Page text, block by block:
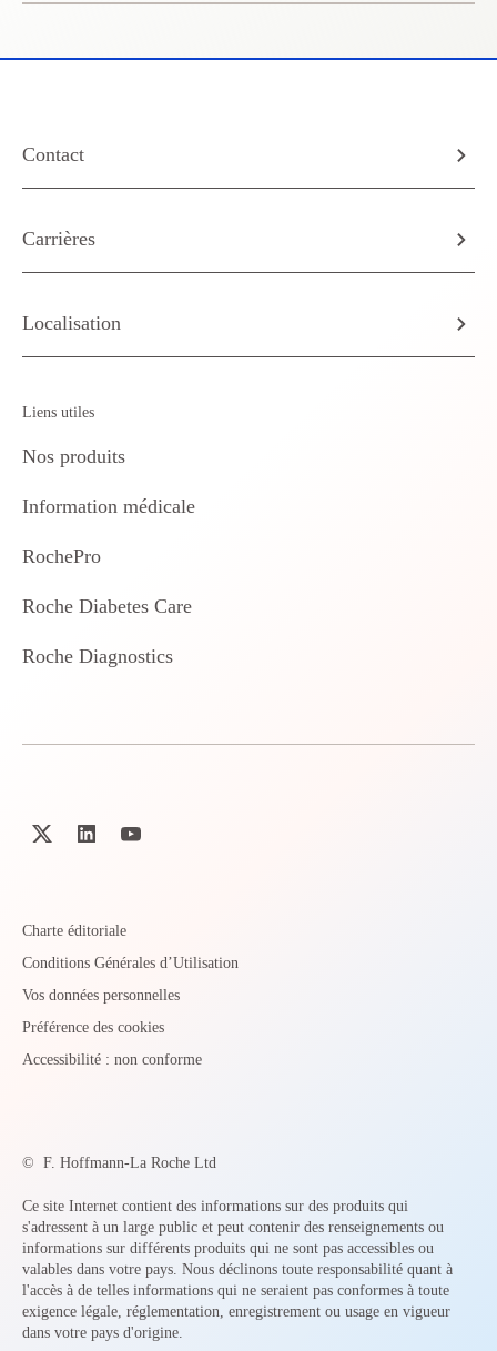
Contact
Carrières
Localisation
Liens utiles
Nos produits
Information médicale
RochePro
Roche Diabetes Care
Roche Diagnostics
Charte éditoriale
Conditions Générales d’Utilisation
Vos données personnelles
Préférence des cookies
Accessibilité : non conforme
© F. Hoffmann-La Roche Ltd
Ce site Internet contient des informations sur des produits qui
s'adressent à un large public et peut contenir des renseignements ou
informations sur différents produits qui ne sont pas accessibles ou
valables dans votre pays. Nous déclinons toute responsabilité quant à
l'accès à de telles informations qui ne seraient pas conformes à toute
exigence légale, réglementation, enregistrement ou usage en vigueur
dans votre pays d'origine.